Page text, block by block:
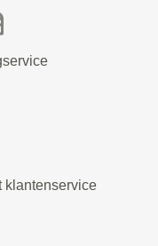
klantenservice